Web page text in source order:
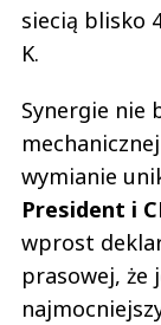
siecią blisko
K.
Synergie nie
wymianie
President i
wprost
prasowej, że